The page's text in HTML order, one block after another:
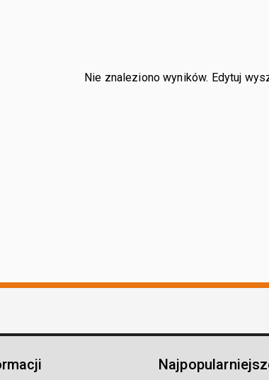
Nie znaleziono wyników. Edytuj